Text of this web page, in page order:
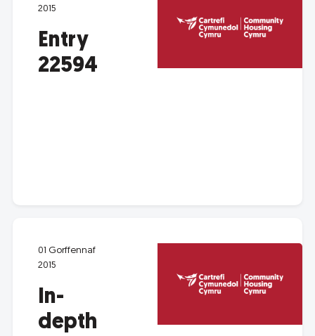
2015
Entry
22594
01 Gorffennaf
2015
In-
depth